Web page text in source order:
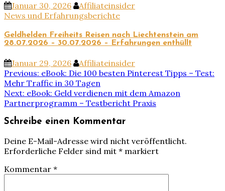
Januar 30, 2026
Affiliateinsider
News und Erfahrungsberichte
Geldhelden Freiheits Reisen nach Liechtenstein am
28.07.2026 – 30.07.2026 – Erfahrungen enthüllt
Januar 29, 2026 Affiliateinsider
Beitragsnavigation
Previous: eBook: Die 100 besten Pinterest Tipps – Test:
Mehr Traffic in 30 Tagen
Next: eBook: Geld verdienen mit dem Amazon
Partnerprogramm – Testbericht Praxis
Schreibe einen Kommentar
Deine E-Mail-Adresse wird nicht veröffentlicht.
Erforderliche Felder sind mit * markiert
Kommentar *